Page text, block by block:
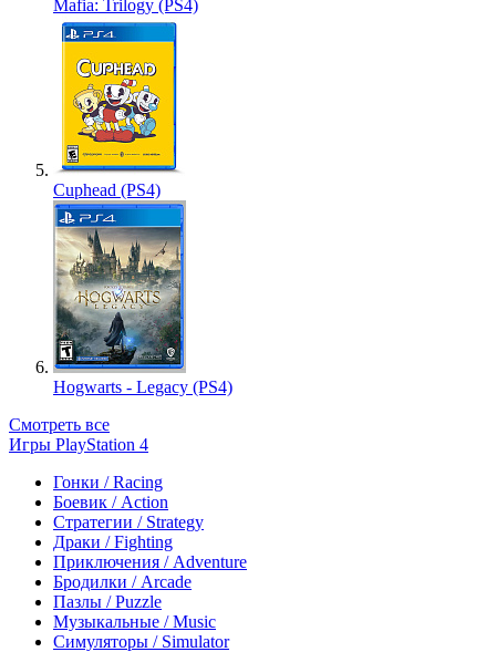
Mafia: Trilogy (PS4)
Cuphead (PS4)
Hogwarts - Legacy (PS4)
Смотреть все
Игры PlayStation 4
Гонки / Racing
Боевик / Action
Стратегии / Strategy
Драки / Fighting
Приключения / Adventure
Бродилки / Arcade
Пазлы / Puzzle
Музыкальные / Music
Симуляторы / Simulator